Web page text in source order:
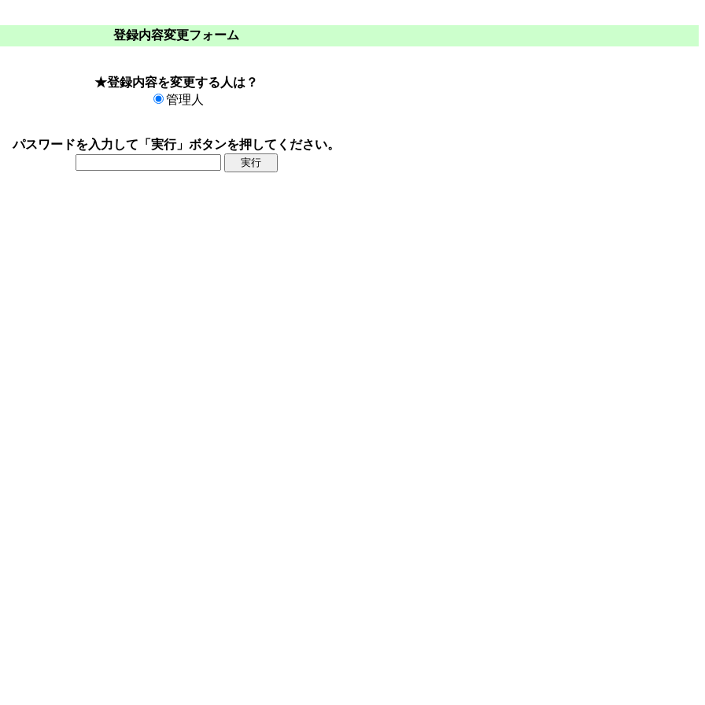
登録内容変更フォーム
★登録内容を変更する人は？
管理人
パスワードを入力して「実行」ボタンを押してください。